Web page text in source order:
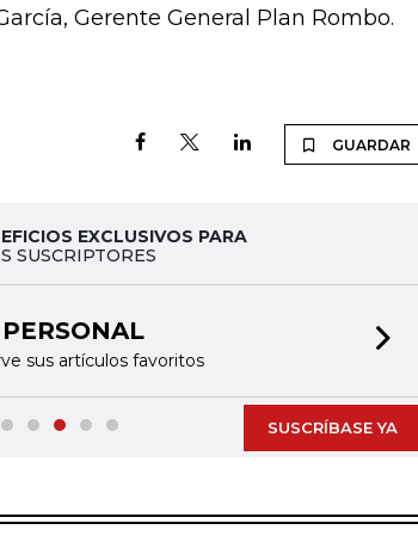
Gerente General Plan Rombo.
GUARDAR
EXCLUSIVOS PARA
SUSCRIPTORES
sus artículos favoritos
SUSCRÍBASE YA